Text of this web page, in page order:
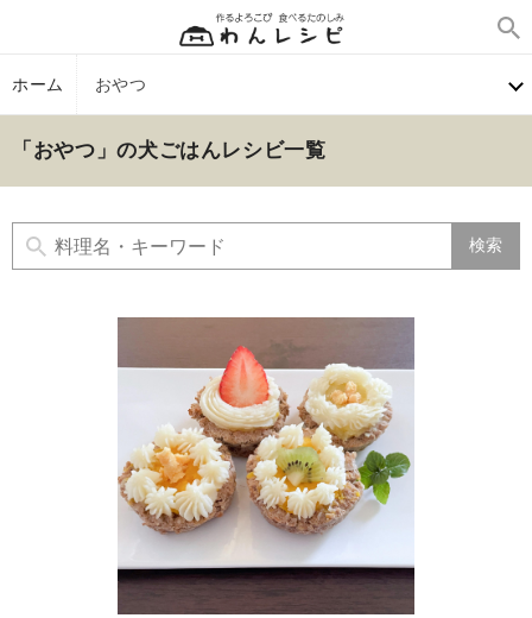
ホーム おやつ
「おやつ」の犬ごはんレシビ一覧